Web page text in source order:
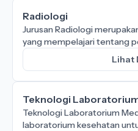
Radiologi
Jurusan Radiologi
yang mempelajari tentang
diagnosis bagian dalam
menggunakan implementasi
Lihat
Teknologi
Teknologi Laboratorium
laboratorium kesehatan